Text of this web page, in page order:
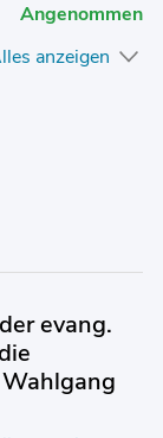
Angenommen
anzeigen
evang.